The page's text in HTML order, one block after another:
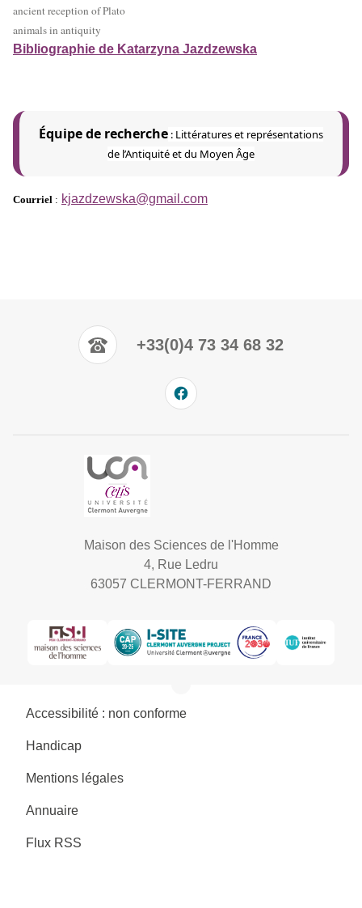
ancient reception of Plato
animals in antiquity
Bibliographie de Katarzyna Jazdzewska
Équipe de recherche : Littératures et représentations
de l’Antiquité et du Moyen Âge
Courriel : kjazdzewska@gmail.com
+33(0)4 73 34 68 32
Maison des Sciences de l'Homme
4, Rue Ledru
63057 CLERMONT-FERRAND
Accessibilité : non conforme
Handicap
Mentions légales
Annuaire
Flux RSS